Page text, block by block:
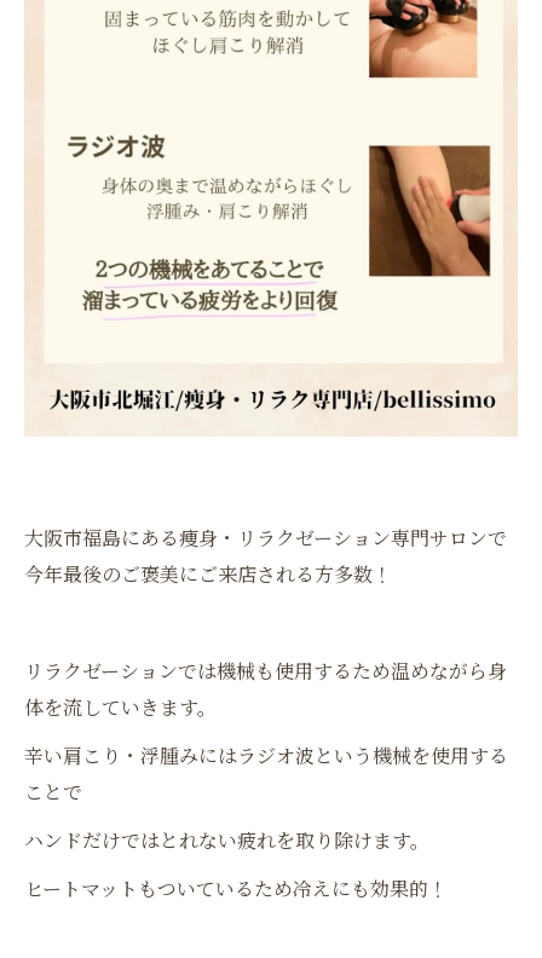
大阪市福島にある痩身・リラクゼーション専門サロンで
今年最後のご褒美にご来店される方多数！
リラクゼーションでは機械も使用するため温めながら身
体を流していきます。
辛い肩こり・浮腫みにはラジオ波という機械を使用する
ことで
ハンドだけではとれない疲れを取り除けます。
ヒートマットもついているため冷えにも効果的！